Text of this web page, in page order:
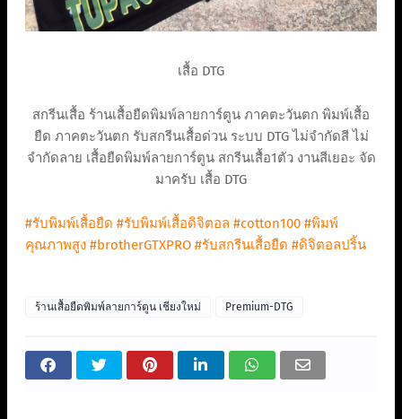
เสื้อ DTG
สกรีนเสื้อ ร้านเสื้อยืดพิมพ์ลายการ์ตูน ภาคตะวันตก พิมพ์เสื้อ
ยืด ภาคตะวันตก รับสกรีนเสื้อด่วน ระบบ DTG ไม่จำกัดสี ไม่
จำกัดลาย เสื้อยืดพิมพ์ลายการ์ตูน สกรีนเสื้อ1ตัว งานสีเยอะ จัด
มาครับ เสื้อ DTG
#รับพิมพ์เสื้อยืด #รับพิมพ์เสื้อดิจิตอล #cotton100 #พิมพ์
คุณภาพสูง #brotherGTXPRO #รับสกรีนเสื้อยืด #ดิจิตอลปริ้น
ร้านเสื้อยืดพิมพ์ลายการ์ตูน เชียงใหม่ Premium-DTG